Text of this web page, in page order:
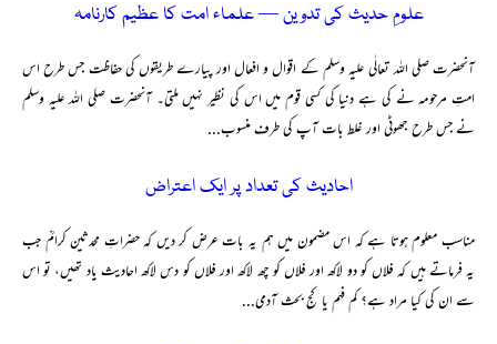
علومِ حدیث کی تدوین — علماء امت کا عظیم کارنامہ
آنحضرت صلی اللہ تعالٰی علیہ وسلم کے اقوال و افعال اور پیارے طریقوں کی حفاظت جس طرح اس
امتِ مرحومہ نے کی ہے دنیا کی کسی قوم میں اس کی نظیر نہیں ملتی۔ آنحضرت صلی اللہ علیہ وسلم
نے جس طرح جھوٹی اور غلط بات آپ کی طرف منسوب...
احادیث کی تعداد پر ایک اعتراض
مناسب معلوم ہوتا ہے کہ اس مضمون میں ہم یہ بات عرض کر دیں کہ حضراتِ محدثین کرامؒ جب
یہ فرماتے ہیں کہ فلاں کو دو لاکھ اور فلاں کو چھ لاکھ اور فلاں کو دس لاکھ احادیث یاد تھیں، تو اس
سے ان کی کیا مراد ہے؟ کم فہم یا کج بحث آدمی...